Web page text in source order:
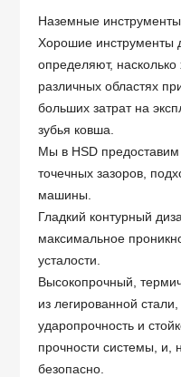
Наземные
Хорошие инструменты
определяют,
различных областях
больших затрат на
зубья ковша.
Мы в HSD
точечных зазоров,
машины.
Гладкий контурный
максимальное
усталости.
Высокопрочный,
из легированной
ударопрочность и
прочности системы, и,
безопасно.